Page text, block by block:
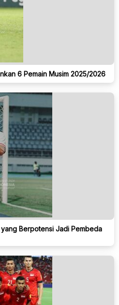
6 Pemain Musim 2025/2026
Berpotensi Jadi Pembeda